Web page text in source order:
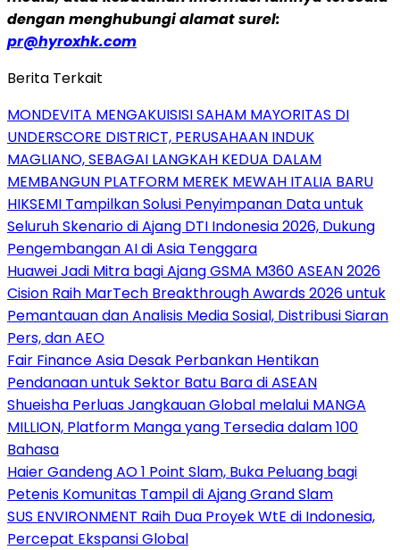
dengan menghubungi alamat surel:
pr@hyroxhk.com
Berita Terkait
MONDEVITA MENGAKUISISI SAHAM MAYORITAS DI
UNDERSCORE DISTRICT, PERUSAHAAN INDUK
MAGLIANO, SEBAGAI LANGKAH KEDUA DALAM
MEMBANGUN PLATFORM MEREK MEWAH ITALIA BARU
HIKSEMI Tampilkan Solusi Penyimpanan Data untuk
Seluruh Skenario di Ajang DTI Indonesia 2026, Dukung
Pengembangan AI di Asia Tenggara
Huawei Jadi Mitra bagi Ajang GSMA M360 ASEAN 2026
Cision Raih MarTech Breakthrough Awards 2026 untuk
Pemantauan dan Analisis Media Sosial, Distribusi Siaran
Pers, dan AEO
Fair Finance Asia Desak Perbankan Hentikan
Pendanaan untuk Sektor Batu Bara di ASEAN
Shueisha Perluas Jangkauan Global melalui MANGA
MILLION, Platform Manga yang Tersedia dalam 100
Bahasa
Haier Gandeng AO 1 Point Slam, Buka Peluang bagi
Petenis Komunitas Tampil di Ajang Grand Slam
SUS ENVIRONMENT Raih Dua Proyek WtE di Indonesia,
Percepat Ekspansi Global